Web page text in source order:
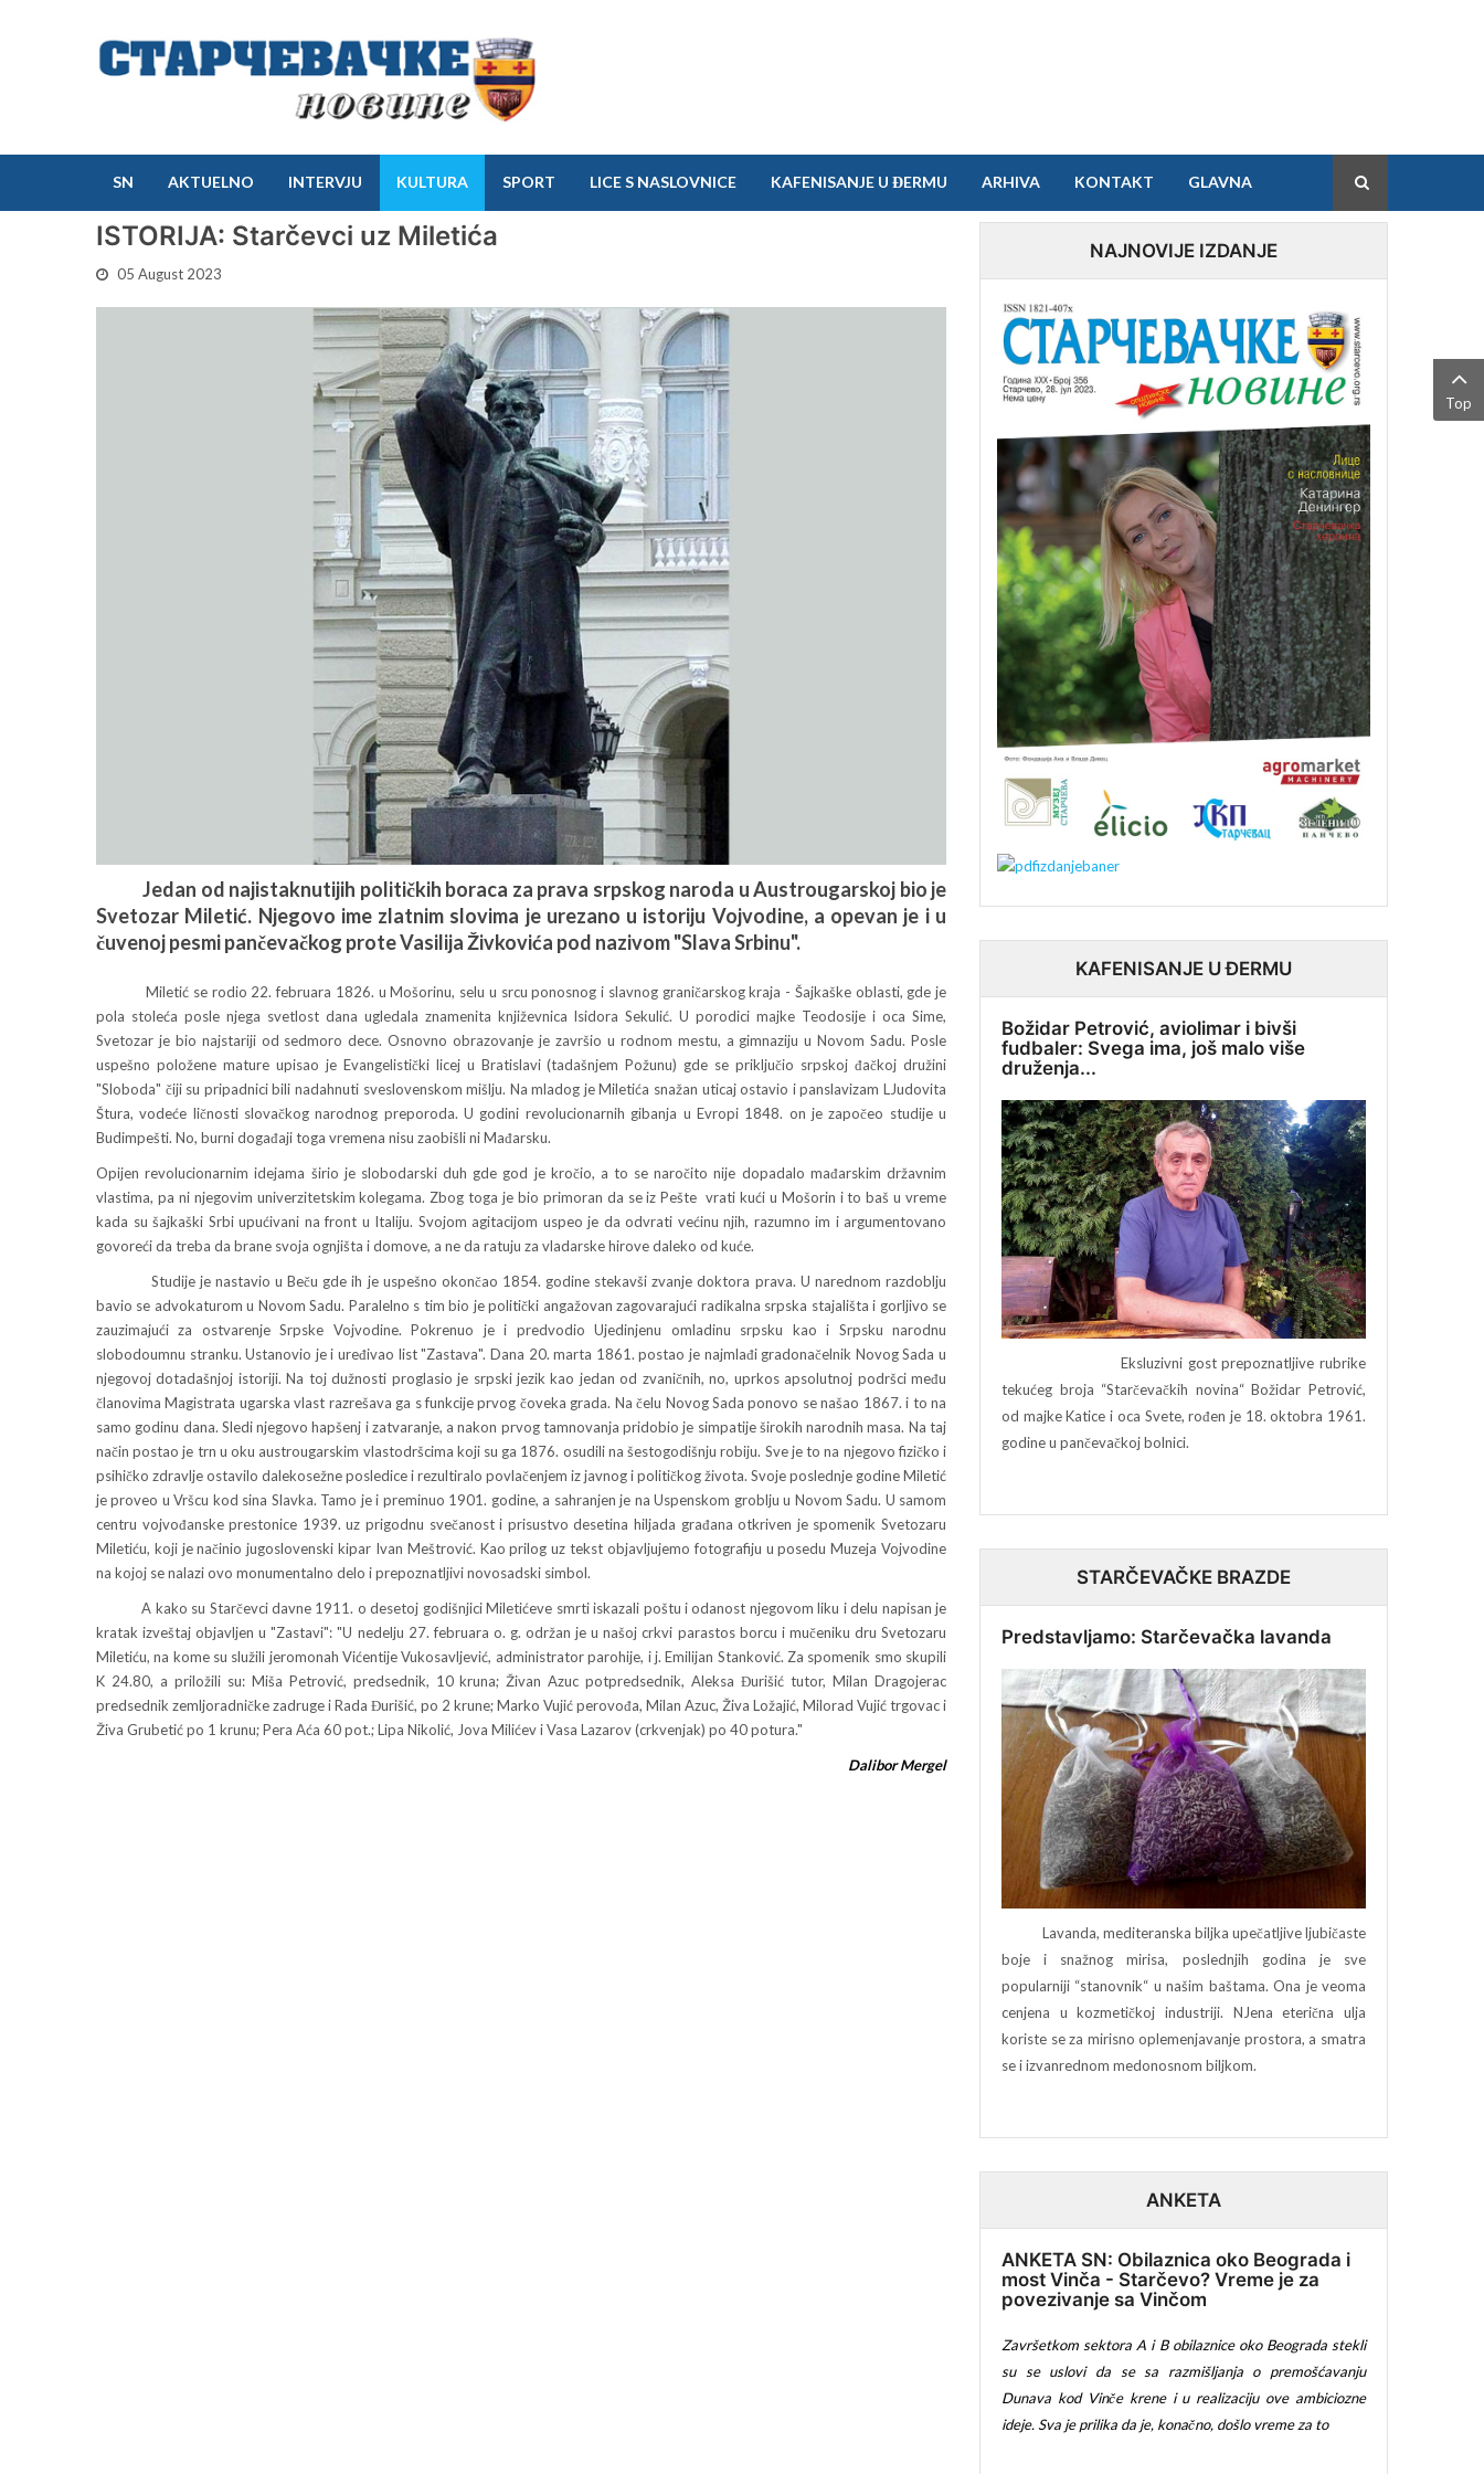
SN AKTUELNO INTERVJU KULTURA SPORT LICE S NASLOVNICE KAFENISANJE U ĐERMU ARHIVA KONTAKT GLAVNA
ISTORIJA: Starčevci uz Miletića
05 August 2023
Jedan od najistaknutijih političkih boraca za prava srpskog naroda u Austrougarskoj bio je
Svetozar Miletić. Njegovo ime zlatnim slovima je urezano u istoriju Vojvodine, a opevan je i u
čuvenoj pesmi pančevačkog prote Vasilija Živkovića pod nazivom "Slava Srbinu".
Miletić se rodio 22. februara 1826. u Mošorinu, selu u srcu ponosnog i slavnog graničarskog kraja - Šajkaške oblasti, gde je
pola stoleća posle njega svetlost dana ugledala znamenita književnica Isidora Sekulić. U porodici majke Teodosije i oca Sime,
Svetozar je bio najstariji od sedmoro dece. Osnovno obrazovanje je završio u rodnom mestu, a gimnaziju u Novom Sadu. Posle
uspešno položene mature upisao je Evangelistički licej u Bratislavi (tadašnjem Požunu) gde se priključio srpskoj đačkoj družini
"Sloboda" čiji su pripadnici bili nadahnuti sveslovenskom mišlju. Na mladog je Miletića snažan uticaj ostavio i panslavizam LJudovita
Štura, vodeće ličnosti slovačkog narodnog preporoda. U godini revolucionarnih gibanja u Evropi 1848. on je započeo studije u
Budimpešti. No, burni događaji toga vremena nisu zaobišli ni Mađarsku.
Opijen revolucionarnim idejama širio je slobodarski duh gde god je kročio, a to se naročito nije dopadalo mađarskim državnim
vlastima, pa ni njegovim univerzitetskim kolegama. Zbog toga je bio primoran da se iz Pešte vrati kući u Mošorin i to baš u vreme
kada su šajkaški Srbi upućivani na front u Italiju. Svojom agitacijom uspeo je da odvrati većinu njih, razumno im i argumentovano
govoreći da treba da brane svoja ognjišta i domove, a ne da ratuju za vladarske hirove daleko od kuće.
Studije je nastavio u Beču gde ih je uspešno okončao 1854. godine stekavši zvanje doktora prava. U narednom razdoblju
bavio se advokaturom u Novom Sadu. Paralelno s tim bio je politički angažovan zagovarajući radikalna srpska stajališta i gorljivo se
zauzimajući za ostvarenje Srpske Vojvodine. Pokrenuo je i predvodio Ujedinjenu omladinu srpsku kao i Srpsku narodnu
slobodoumnu stranku. Ustanovio je i uređivao list "Zastava". Dana 20. marta 1861. postao je najmlađi gradonačelnik Novog Sada u
njegovoj dotadašnjoj istoriji. Na toj dužnosti proglasio je srpski jezik kao jedan od zvaničnih, no, uprkos apsolutnoj podršci među
članovima Magistrata ugarska vlast razrešava ga s funkcije prvog čoveka grada. Na čelu Novog Sada ponovo se našao 1867. i to na
samo godinu dana. Sledi njegovo hapšenj i zatvaranje, a nakon prvog tamnovanja pridobio je simpatije širokih narodnih masa. Na taj
način postao je trn u oku austrougarskim vlastodršcima koji su ga 1876. osudili na šestogodišnju robiju. Sve je to na njegovo fizičko i
psihičko zdravlje ostavilo dalekosežne posledice i rezultiralo povlačenjem iz javnog i političkog života. Svoje poslednje godine Miletić
je proveo u Vršcu kod sina Slavka. Tamo je i preminuo 1901. godine, a sahranjen je na Uspenskom groblju u Novom Sadu. U samom
centru vojvođanske prestonice 1939. uz prigodnu svečanost i prisustvo desetina hiljada građana otkriven je spomenik Svetozaru
Miletiću, koji je načinio jugoslovenski kipar Ivan Meštrović. Kao prilog uz tekst objavljujemo fotografiju u posedu Muzeja Vojvodine
na kojoj se nalazi ovo monumentalno delo i prepoznatljivi novosadski simbol.
A kako su Starčevci davne 1911. o desetoj godišnjici Miletićeve smrti iskazali poštu i odanost njegovom liku i delu napisan je
kratak izveštaj objavljen u "Zastavi": "U nedelju 27. februara o. g. održan je u našoj crkvi parastos borcu i mučeniku dru Svetozaru
Miletiću, na kome su služili jeromonah Vićentije Vukosavljević, administrator parohije, i j. Emilijan Stanković. Za spomenik smo skupili
K 24.80, a priložili su: Miša Petrović, predsednik, 10 kruna; Živan Azuc potpredsednik, Aleksa Đurišić tutor, Milan Dragojerac
predsednik zemljoradničke zadruge i Rada Đurišić, po 2 krune; Marko Vujić perovođa, Milan Azuc, Živa Ložajić, Milorad Vujić trgovac i
Živa Grubetić po 1 krunu; Pera Aća 60 pot.; Lipa Nikolić, Jova Milićev i Vasa Lazarov (crkvenjak) po 40 potura."
Dalibor Mergel
NAJNOVIJE IZDANJE
KAFENISANJE U ĐERMU
Božidar Petrović, aviolimar i bivši
fudbaler: Svega ima, još malo više
druženja...
Eksluzivni gost prepoznatljive rubrike
tekućeg broja “Starčevačkih novina“ Božidar Petrović,
od majke Katice i oca Svete, rođen je 18. oktobra 1961.
godine u pančevačkoj bolnici.
STARČEVAČKE BRAZDE
Predstavljamo: Starčevačka lavanda
Lavanda, mediteranska biljka upečatljive ljubičaste
boje i snažnog mirisa, poslednjih godina je sve
popularniji “stanovnik“ u našim baštama. Ona je veoma
cenjena u kozmetičkoj industriji. NJena eterična ulja
koriste se za mirisno oplemenjavanje prostora, a smatra
se i izvanrednom medonosnom biljkom.
ANKETA
ANKETA SN: Obilaznica oko Beograda i
most Vinča - Starčevo? Vreme je za
povezivanje sa Vinčom
Završetkom sektora A i B obilaznice oko Beograda stekli
su se uslovi da se sa razmišljanja o premošćavanju
Dunava kod Vinče krene i u realizaciju ove ambiciozne
ideje. Sva je prilika da je, konačno, došlo vreme za to
Top